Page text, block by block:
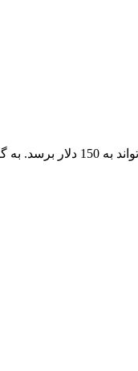
بررسی کارشناسان انرژی